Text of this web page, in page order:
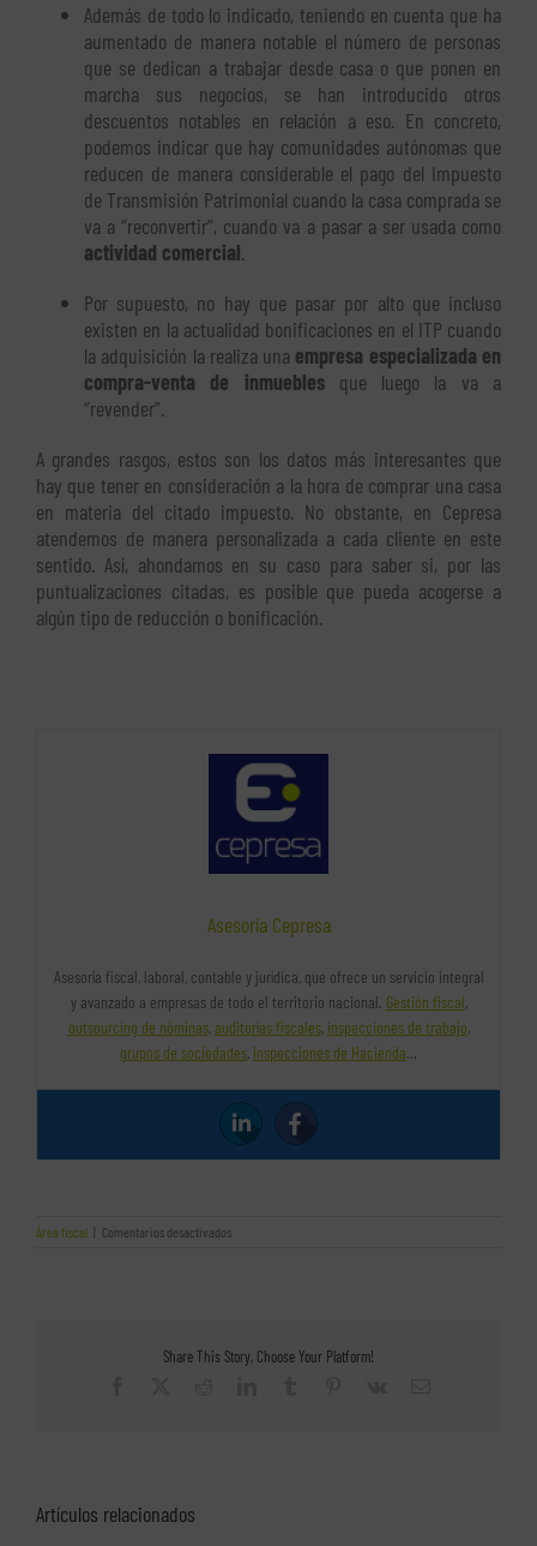
Además de todo lo indicado, teniendo en cuenta que ha
aumentado de manera notable el número de personas
que se dedican a trabajar desde casa o que ponen en
marcha sus negocios, se han introducido otros
descuentos notables en relación a eso. En concreto,
podemos indicar que hay comunidades autónomas que
reducen de manera considerable el pago del Impuesto
de Transmisión Patrimonial cuando la casa comprada se
va a “reconvertir”, cuando va a pasar a ser usada como
actividad comercial.
Por supuesto, no hay que pasar por alto que incluso
existen en la actualidad bonificaciones en el ITP cuando
la adquisición la realiza una empresa especializada en
compra-venta de inmueblesque luego la va a
“revender”.
A grandes rasgos, estos son los datos más interesantes que
hay que tener en consideración a la hora de comprar una casa
en materia del citado impuesto. No obstante, en Cepresa
atendemos de manera personalizada a cada cliente en este
sentido. Así, ahondamos en su caso para saber si, por las
puntualizaciones citadas, es posible que pueda acogerse a
algún tipo de reducción o bonificación.
Asesoría Cepresa
Asesoría fiscal, laboral, contable y jurídica, que ofrece un servicio integral
y avanzado a empresas de todo el territorio nacional. Gestión fiscal,
outsourcing de nóminas,auditorías fiscales, inspecciones de trabajo,
grupos de sociedades, inspecciones de Hacienda…
Área fiscal | Comentarios desactivadosen
lo
Share This Story, Choose Your Platform!
Artículos relacionados